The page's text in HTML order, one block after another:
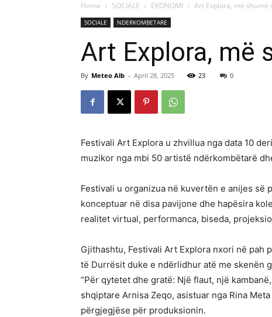
Home SOCIALE EKONOMI Art Explora, më shumë
SOCIALE NDERKOMBETARE
Art Explora, më
By Meteo Alb - April 28, 2025 23 0
Festivali Art Explora u zhvillua nga data 10
muzikor nga mbi 50 artistë ndërkombëtarë
Festivali u organizua në kuvertën e anijes së
konceptuar në disa pavijone dhe hapësira
realitet virtual, performanca, biseda,
Gjithashtu, Festivali Art Explora nxori në
të Durrësit duke e ndërlidhur atë me skenën
“Për qytetet dhe gratë: Një flaut, një
shqiptare Arnisa Zeqo, asistuar nga Rina
përgjegjëse për produksionin.